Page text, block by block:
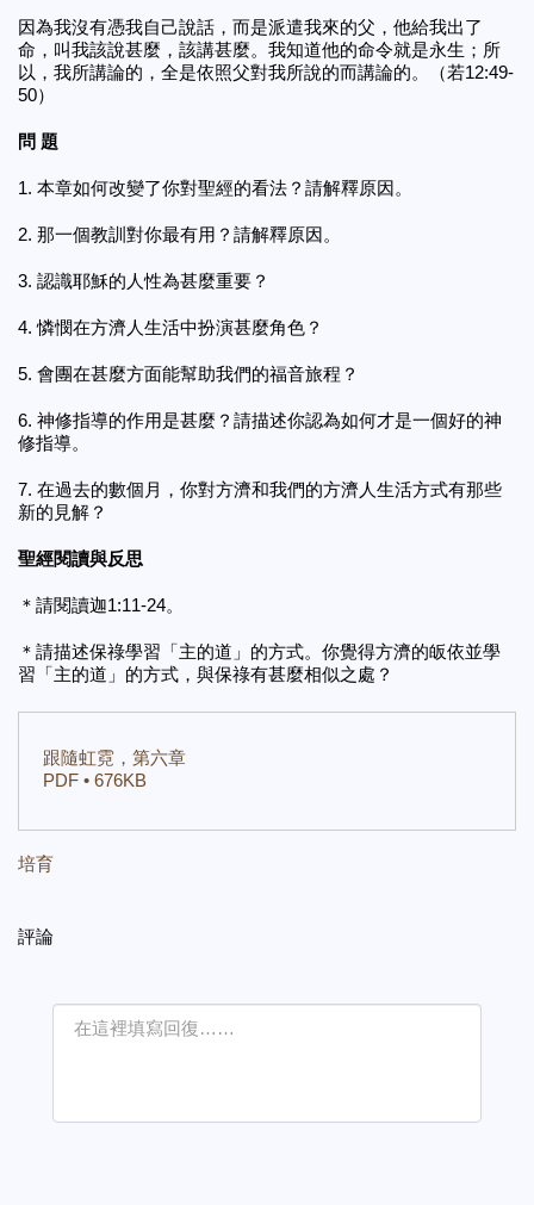
因為我沒有憑我自己說話，而是派遣我來的父，他給我出了
命，叫我該說甚麼，該講甚麼。我知道他的命令就是永生；所
以，我所講論的，全是依照父對我所說的而講論的。（若12:49-
50）
問 題
1. 本章如何改變了你對聖經的看法？請解釋原因。
2. 那一個教訓對你最有用？請解釋原因。
3. 認識耶穌的人性為甚麼重要？
4. 憐憫在方濟人生活中扮演甚麼角色？
5. 會團在甚麼方面能幫助我們的福音旅程？
6. 神修指導的作用是甚麼？請描述你認為如何才是一個好的神
修指導。
7. 在過去的數個月，你對方濟和我們的方濟人生活方式有那些
新的見解？
聖經閱讀與反思
＊請閱讀迦1:11-24。
＊請描述保祿學習「主的道」的方式。你覺得方濟的皈依並學
習「主的道」的方式，與保祿有甚麼相似之處？
跟隨虹霓，第六章
PDF • 676KB
培育
評論